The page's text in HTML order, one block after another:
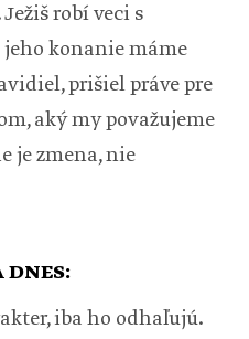
robí veci s
konanie máme
prišiel práve pre
aký my považujeme
je zmena, nie
DNES:
iba ho odhaľujú.